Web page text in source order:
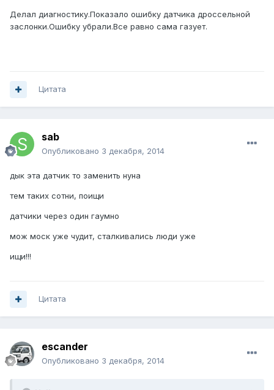
Делал диагностику.Показало ошибку датчика дроссельной
заслонки.Ошибку убрали.Все равно сама газует.
Цитата
sab
Опубликовано 3 декабря, 2014
дык эта датчик то заменить нуна
тем таких сотни, поищи
датчики через один гаумно
мож моск уже чудит, сталкивались люди уже
ищи!!!
Цитата
escander
Опубликовано 3 декабря, 2014